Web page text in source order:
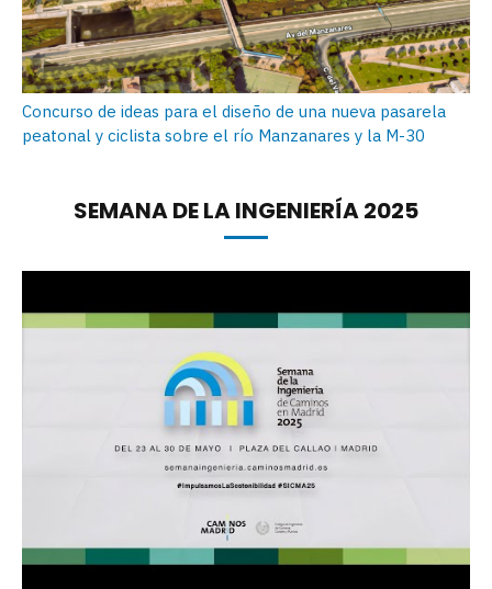
Concurso de ideas para el diseño de una nueva pasarela
peatonal y ciclista sobre el río Manzanares y la M-30
SEMANA DE LA INGENIERÍA 2025